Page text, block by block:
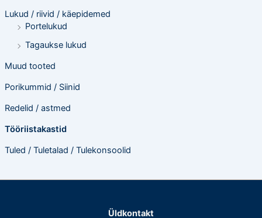
Lukud / riivid / käepidemed
Portelukud
Tagaukse lukud
Muud tooted
Porikummid / Siinid
Redelid / astmed
Tööriistakastid
Tuled / Tuletalad / Tulekonsoolid
Üldkontakt